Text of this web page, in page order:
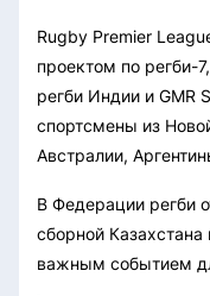
Rugby Premier
проектом по регби-
регби Индии и GMR
спортсмены из
Австралии,
В Федерации регби
сборной Казахстана
важным событием